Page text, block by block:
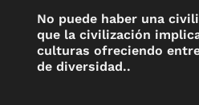
No puede haber una
que la civilización
culturas ofreciendo
de diversidad..